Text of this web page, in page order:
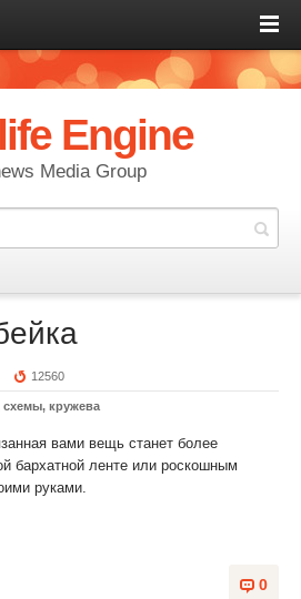
Engine
Media Group
12560
схемы, кружева
вами вещь станет более
бархатной ленте или роскошным
руками.
0